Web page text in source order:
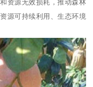
资源无效损耗，推动森林
源可持续利用、生态环境